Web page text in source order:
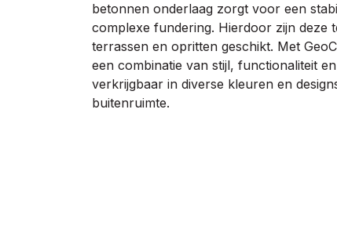
betonnen onderlaag zorgt voor een
complexe fundering. Hierdoor zijn deze
terrassen en opritten geschikt. Met
een combinatie van stijl, functionaliteit
verkrijgbaar in diverse kleuren en
buitenruimte.